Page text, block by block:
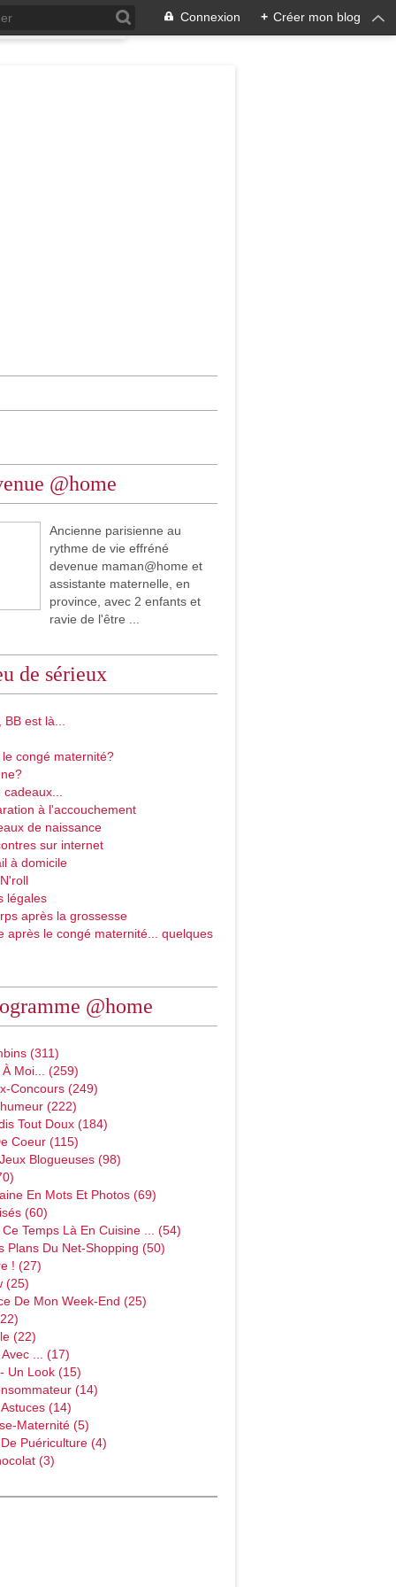
Connexion + Créer mon blog
@home
Ancienne parisienne au
rythme de vie effréné
devenue maman@home et
assistante maternelle, en
province, avec 2 enfants et
ravie de l'être ...
de sérieux
est là...
congé maternité?
à l'accouchement
de naissance
sur internet
à domicile
légales
après la grossesse
après le congé maternité... quelques
@home
(311)
À Moi... (259)
Concours (249)
(222)
Tout Doux (184)
Coeur (115)
Blogueuses (98)
En Mots Et Photos (69)
(60)
Temps Là En Cuisine ... (54)
Plans Du Net-Shopping (50)
! (27)
(25)
De Mon Week-End (25)
(22)
... (17)
Un Look (15)
(14)
(14)
Maternité (5)
Puériculture (4)
(3)